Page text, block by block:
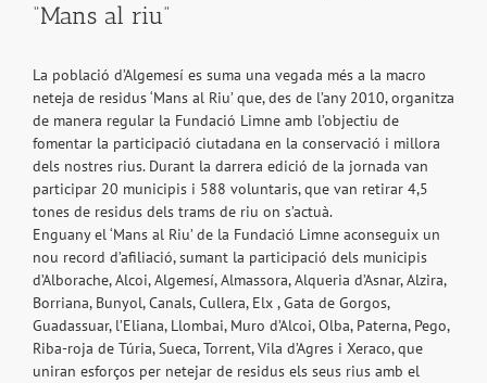
“Mans al riu”
La població d’Algemesí es suma una vegada més a la macro
neteja de residus ‘Mans al Riu’ que, des de l’any 2010, organitza
de manera regular la Fundació Limne amb l’objectiu de
fomentar la participació ciutadana en la conservació i millora
dels nostres rius. Durant la darrera edició de la jornada van
participar 20 municipis i 588 voluntaris, que van retirar 4,5
tones de residus dels trams de riu on s’actuà.
Enguany el ‘Mans al Riu’ de la Fundació Limne aconseguix un
nou record d’afiliació, sumant la participació dels municipis
d’Alborache, Alcoi, Algemesí, Almassora, Alqueria d’Asnar, Alzira,
Borriana, Bunyol, Canals, Cullera, Elx , Gata de Gorgos,
Guadassuar, l’Eliana, Llombai, Muro d’Alcoi, Olba, Paterna, Pego,
Riba-roja de Túria, Sueca, Torrent, Vila d’Agres i Xeraco, que
uniran esforços per netejar de residus els seus rius amb el